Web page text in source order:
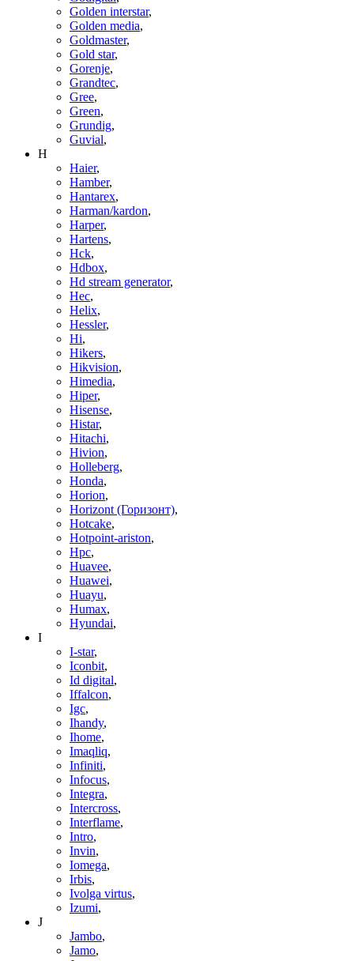
Golden interstar,
Golden media,
Goldmaster,
Gold star,
Gorenje,
Grandtec,
Gree,
Green,
Grundig,
Guvial,
H
Haier,
Hamber,
Hantarex,
Harman/kardon,
Harper,
Hartens,
Hck,
Hdbox,
Hd stream generator,
Hec,
Helix,
Hessler,
Hi,
Hikers,
Hikvision,
Himedia,
Hiper,
Hisense,
Histar,
Hitachi,
Hivion,
Holleberg,
Honda,
Horion,
Horizont (Горизонт),
Hotcake,
Hotpoint-ariston,
Hpc,
Huavee,
Huawei,
Huayu,
Humax,
Hyundai,
I
I-star,
Iconbit,
Id digital,
Iffalcon,
Igc,
Ihandy,
Ihome,
Imaqliq,
Infiniti,
Infocus,
Integra,
Intercross,
Interflame,
Intro,
Invin,
Iomega,
Irbis,
Ivolga virtus,
Izumi,
J
Jambo,
Jamo,